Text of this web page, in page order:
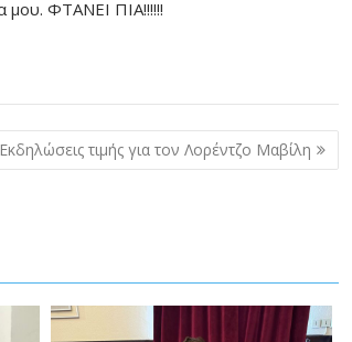
μου. ΦΤΑΝΕΙ ΠΙΑ!!!!!!
Εκδηλώσεις τιμής για τον Λορέντζο Μαβίλη